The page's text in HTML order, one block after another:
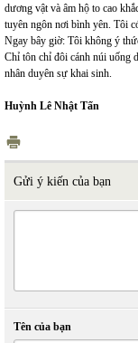
dương vật và âm hộ to cao
tuyên ngôn nơi bình yên. Tôi
Ngay bây giờ: Tôi không ý
Chỉ tôn chỉ đôi cánh núi uống
nhân duyên sự khai sinh.
Huỳnh Lê Nhật Tấn
Gửi ý kiến của bạn
Tên của bạn